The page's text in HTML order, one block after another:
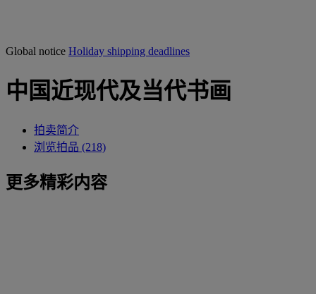
Global notice Holiday shipping deadlines
中国近现代及当代书画
拍卖简介
浏览拍品 (218)
更多精彩内容